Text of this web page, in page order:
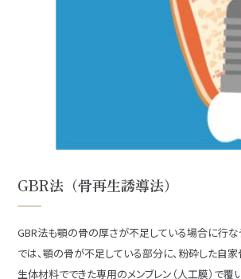
GBR法（骨再生誘導法）
GBR法も顎の骨の厚さが不足している場合に行な
では、顎の骨が不足している部分に、粉砕した自
生体材料でできた専用のメンブレン（人工膜）で覆